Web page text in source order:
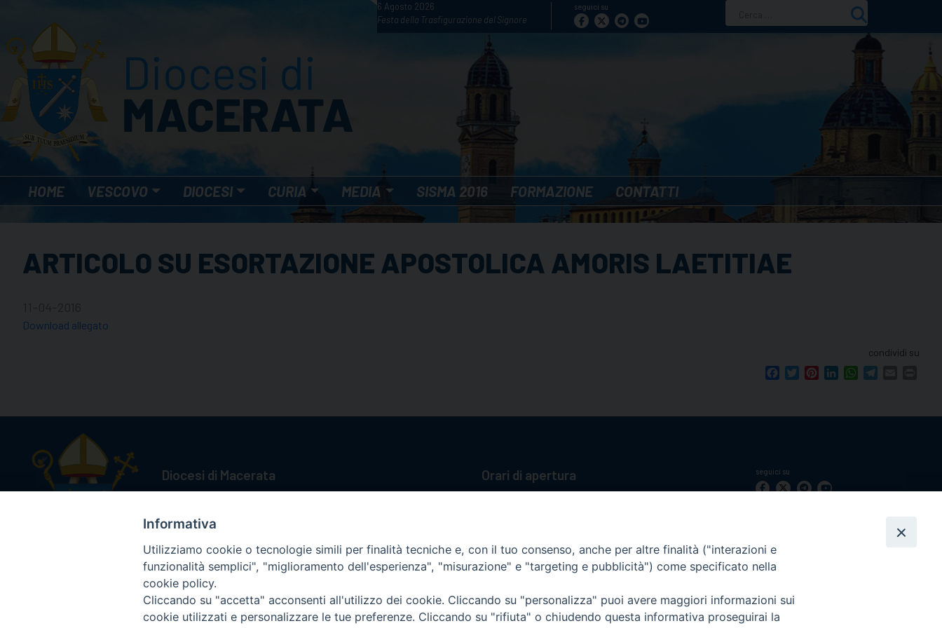
content
6 Agosto 2026
Festa della Trasfigurazione del Signore
seguici su
per:
HOME VESCOVO DIOCESI CURIA MEDIA SISMA 2016 FORMAZIONE CONTATTI
ARTICOLO SU ESORTAZIONE APOSTOLICA AMORIS LAETITIAE
Download allegato
condividi su
FacebookTwitterPinterestLinkedInWhatsApp
Diocesi di Macerata
Email: info@diocesimacerata.it
PEC: diocesimacerata@pec.chiesacattolica.it
Comunicazioni urgenti WhatsApp:
+39 349 1787015
Orari di apertura seguici su
per:
Informativa
Utilizziamo cookie o tecnologie simili per finalità tecniche e, con il tuo consenso, anche per altre finalità ("interazioni e
funzionalità semplici", "miglioramento dell'esperienza", "misurazione" e "targeting e pubblicità") come specificato nella
cookie policy.
Cliccando su "accetta" acconsenti all'utilizzo dei cookie. Cliccando su "personalizza" puoi avere maggiori informazioni sui
cookie utilizzati e personalizzare le tue preferenze. Cliccando su "rifiuta" o chiudendo questa informativa proseguirai la